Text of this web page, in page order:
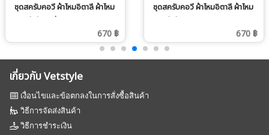
ชุดสครับคอวี ผ้าไหมอิตาลี ผ้าไหม
อิตาลี สีกรมท่า
670 ฿
ชุดสครับคอวี ผ้าไหมอิตาลี ผ้าไหม
อิตาลี สีกะปิ
670 ฿
เกี่ยวกับ Vetstyle
เงื่อนไขและข้อตกลงในการสั่งซื้อสินค้า
วิธีการจัดส่งสินค้า
วิธีการชำระเงิน